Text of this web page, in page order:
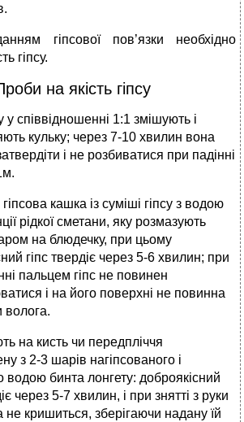
гіпсової пов’язки необхідно
гіпсу.
на якість гіпсу
у співвідношенні 1:1 змішують і
кульку; через 7-10 хвилин вона
і не розбиватися при падінні
гіпсова кашка із суміші гіпсу з водою
рідкої сметани, яку розмазують
на блюдечку, при цьому
гіпс твердіє через 5-6 хвилин; при
пальцем гіпс не повинен
і на його поверхні не повинна
волога.
на кисть чи передпліччя
з 2-3 шарів нагіпсованого і
водою бинта лонгету: доброякісний
через 5-7 хвилин, і при знятті з руки
не кришиться, зберігаючи надану їй